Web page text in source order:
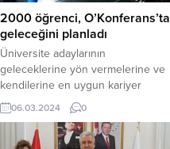
2000 öğrenci, O’Konferans’ta
geleceğini planladı
Üniversite adaylarının
geleceklerine yön vermelerine ve
kendilerine en uygun kariyer
planını yapmalarına yardımcı olan
İstanbul Okan Üniversitesi’nin,
Türkiye’nin dört bir yanında
06.03.2024 0